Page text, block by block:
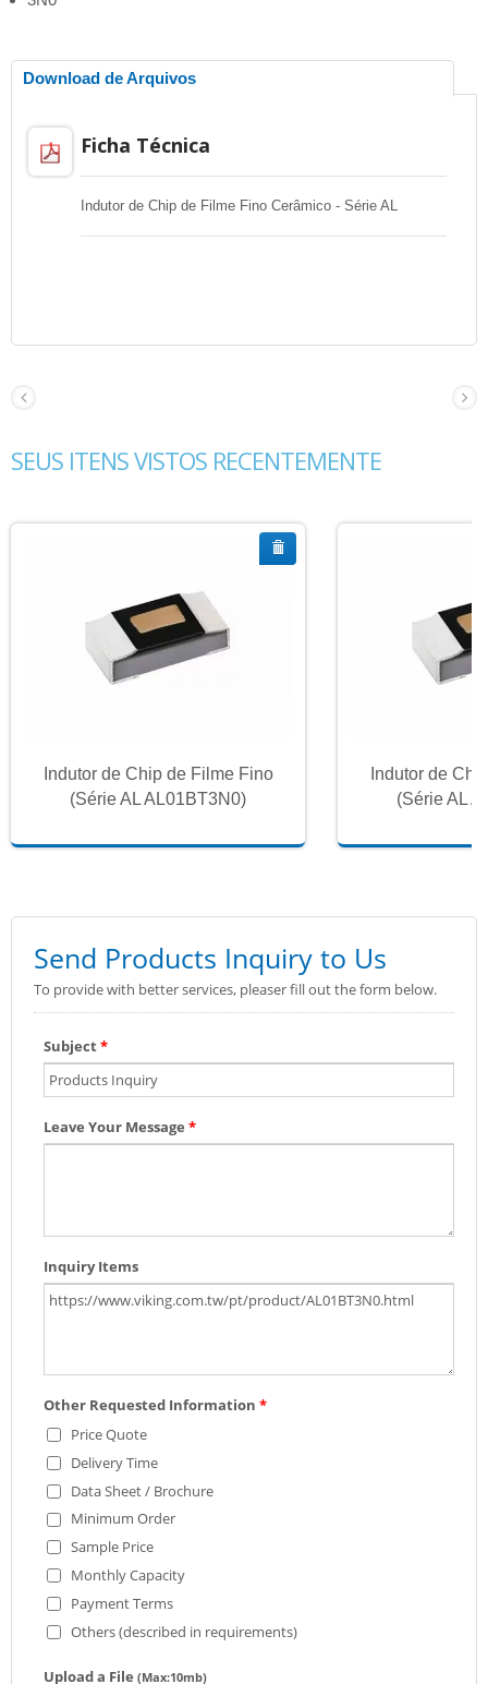
Download de Arquivos
Ficha Técnica
Indutor de Chip de Filme Fino Cerâmico - Série AL
SEUS ITENS VISTOS RECENTEMENTE
Indutor de Chip de Filme Fino
(Série AL AL01BT3N0)
Indutor de
(Série AL